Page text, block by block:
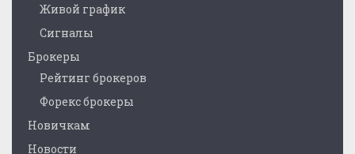
Живой график
Сигналы
Брокеры
Рейтинг брокеров
Форекс брокеры
Новичкам
Новости